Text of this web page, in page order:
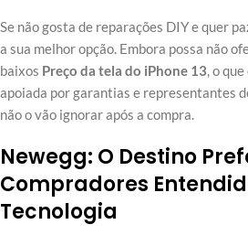
Se não gosta de reparações DIY e quer
a sua melhor opção. Embora possa não
baixos Preço da tela do iPhone 13, o
apoiada por garantias e representantes
não o vão ignorar após a compra.
Newegg: O Destino
Compradores
Tecnologia